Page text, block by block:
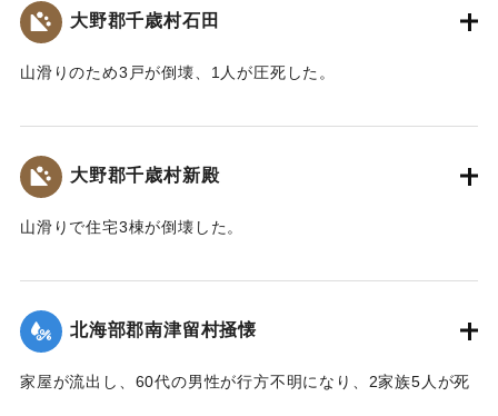
｜固有コード:
大野郡千歳村石田
山滑りのため3戸が倒壊、1人が圧死した。
｜固有コード:00481041
大野郡千歳村新殿
山滑りで住宅3棟が倒壊した。
｜固有コード: 00481042
北海部郡南津留村掻懐
家屋が流出し、60代の男性が行方不明になり、2家族5人が死